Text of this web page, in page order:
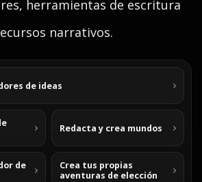
herramientas de escritura
narrativos.
de ideas
Redacta y crea mundos
de
Crea tus propias
aventuras de elección